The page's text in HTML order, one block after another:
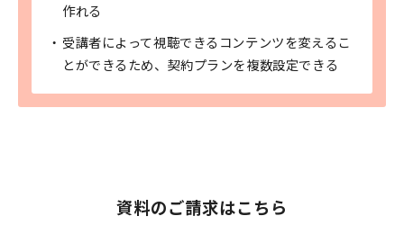
作れる
受講者によって視聴できるコンテンツを変えるこ
とができるため、契約プランを複数設定できる
資料のご請求はこちら